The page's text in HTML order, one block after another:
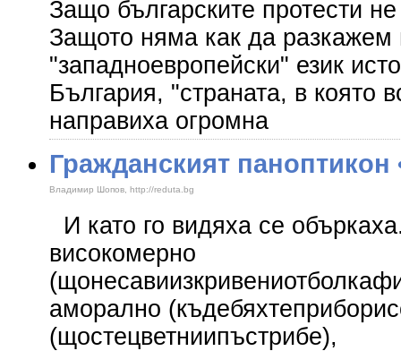
Защо българските протести
Защото няма как да разкажем
"западноевропейски" език
България, "страната, в която
направиха огромна
Гражданският паноптикон
Владимир Шопов, http://reduta.bg
И като го видяха се
високомерно
аморално
(щостецветниипъстрибе),